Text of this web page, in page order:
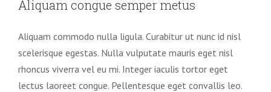
Aliquam congue semper metus
Aliquam commodo nulla ligula. Curabitur ut nunc id nisl
scelerisque egestas. Nulla vulputate mauris eget nisl
rhoncus viverra vel eu mi. Integer iaculis tortor eget
lectus laoreet congue. Pellentesque eget convallis leo.